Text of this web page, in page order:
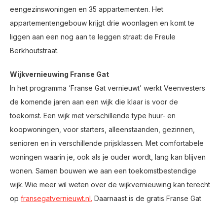
eengezinswoningen en 35 appartementen. Het
appartementengebouw krijgt drie woonlagen en komt te
liggen aan een nog aan te leggen straat: de Freule
Berkhoutstraat.
Wijkvernieuwing Franse Gat
In het programma ‘Franse Gat vernieuwt’ werkt Veenvesters
de komende jaren aan een wijk die klaar is voor de
toekomst. Een wijk met verschillende type huur- en
koopwoningen, voor starters, alleenstaanden, gezinnen,
senioren en in verschillende prijsklassen. Met comfortabele
woningen waarin je, ook als je ouder wordt, lang kan blijven
wonen. Samen bouwen we aan een toekomstbestendige
wijk. Wie meer wil weten over de wijkvernieuwing kan terecht
op fransegatvernieuwt.nl. Daarnaast is de gratis Franse Gat